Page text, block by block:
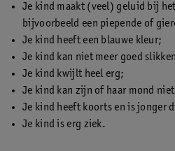
Je kind maakt (veel) geluid bij
bijvoorbeeld een piepende of
Je kind heeft een blauwe kleur;
Je kind kan niet meer goed
Je kind kwijlt heel erg;
Je kind kan zijn of haar mond
Je kind heeft koorts en is jonger
Je kind is erg ziek.